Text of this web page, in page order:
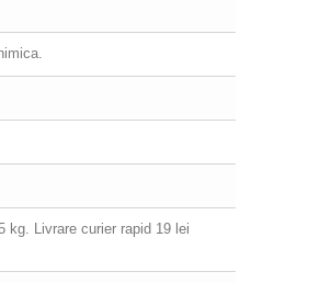
kg. Livrare curier rapid 19 lei